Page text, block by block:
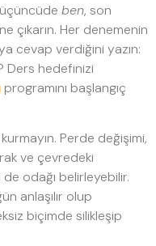
ben, son
çıkarın. Her denemenin
cevap verdiğini yazın:
Ders hedefinizi
programını başlangıç
Perde değişimi,
ve çevredeki
odağı belirleyebilir.
anlaşılır olup
biçimde silikleşip